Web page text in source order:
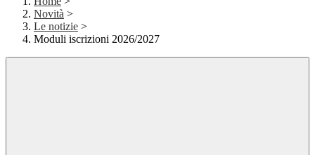
Novità >
Le notizie >
Moduli iscrizioni 2026/2027